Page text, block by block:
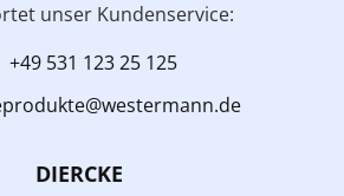
unser Kundenservice:
+49 531 123 25 125
DIERCKE